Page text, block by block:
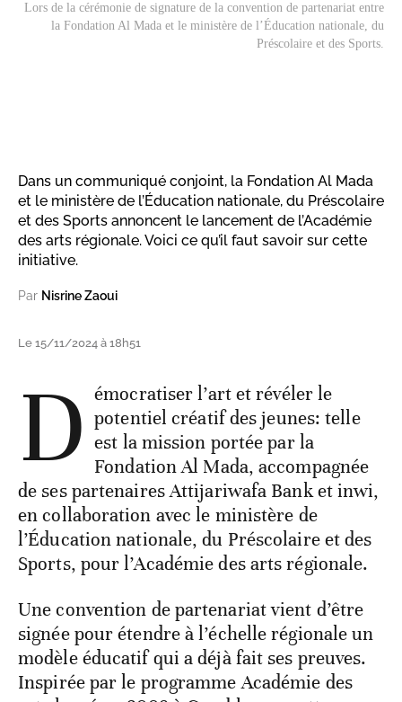
Lors de la cérémonie de signature de la convention de partenariat entre
la Fondation Al Mada et le ministère de l’Éducation nationale, du
Préscolaire et des Sports.
Dans un communiqué conjoint, la Fondation Al Mada
et le ministère de l’Éducation nationale, du Préscolaire
et des Sports annoncent le lancement de l’Académie
des arts régionale. Voici ce qu’il faut savoir sur cette
initiative.
Par Nisrine Zaoui
Le 15/11/2024 à 18h51
D émocratiser l’art et révéler le
potentiel créatif des jeunes: telle
est la mission portée par la
Fondation Al Mada, accompagnée
de ses partenaires Attijariwafa Bank et inwi,
en collaboration avec le ministère de
l’Éducation nationale, du Préscolaire et des
Sports, pour l’Académie des arts régionale.
Une convention de partenariat vient d’être
signée pour étendre à l’échelle régionale un
modèle éducatif qui a déjà fait ses preuves.
Inspirée par le programme Académie des